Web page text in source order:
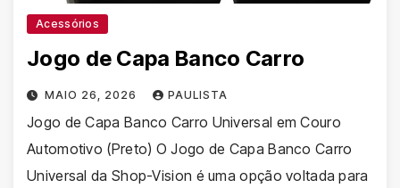
Acessórios
Jogo de Capa Banco Carro
MAIO 26, 2026 PAULISTA
Jogo de Capa Banco Carro Universal em Couro
Automotivo (Preto) O Jogo de Capa Banco Carro
Universal da Shop-Vision é uma opção voltada para